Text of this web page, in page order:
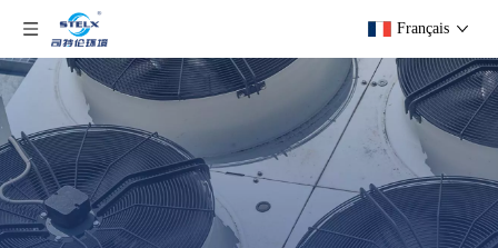
Français